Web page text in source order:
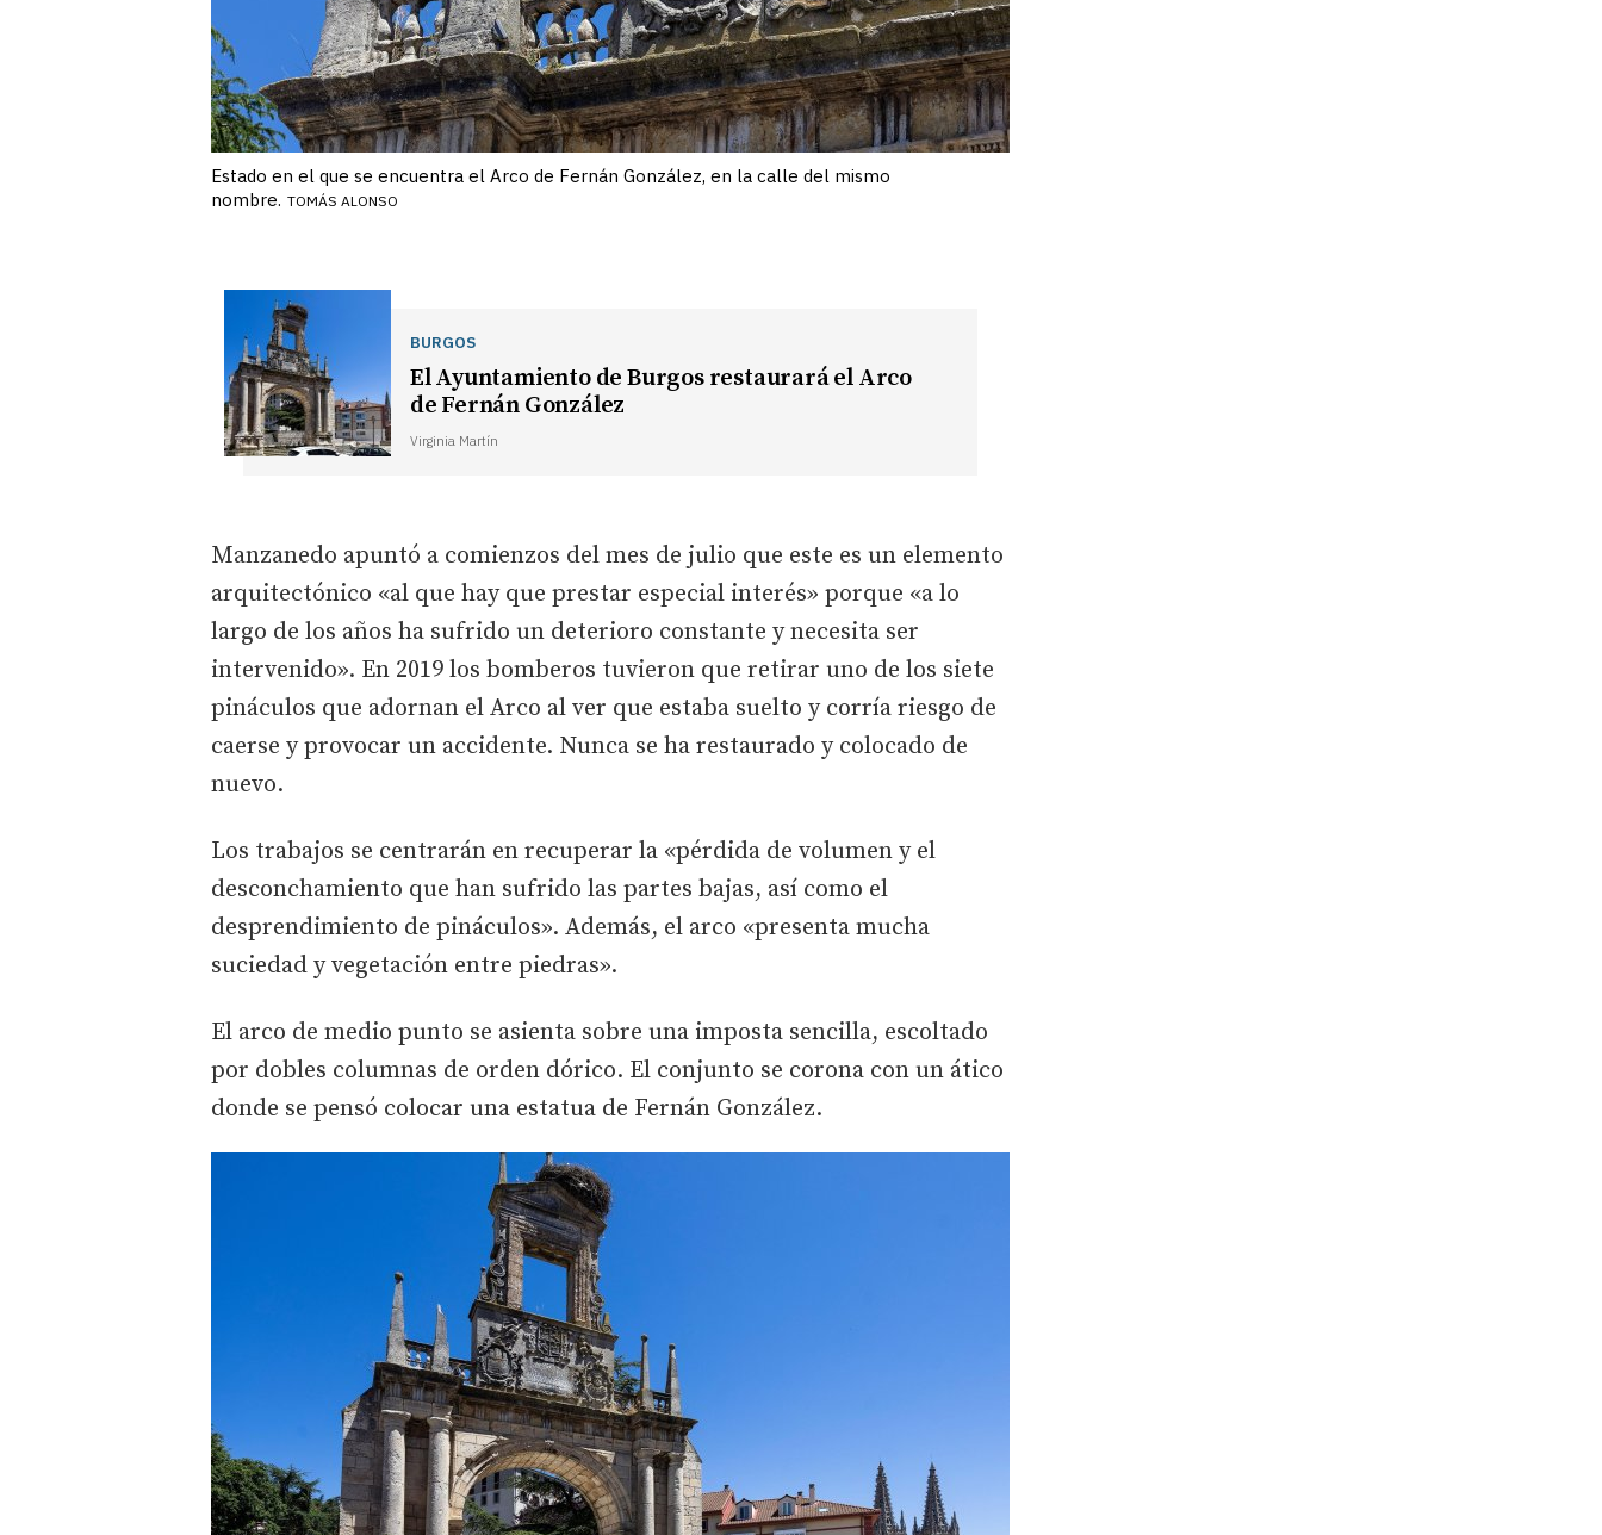
Estado en el que se encuentra el Arco de Fernán González, en la calle del mismo
nombre. TOMÁS ALONSO
BURGOS
El Ayuntamiento de Burgos restaurará el Arco
de Fernán González
Virginia Martín
Manzanedo apuntó a comienzos del mes de julio que este es un elemento
arquitectónico «al que hay que prestar especial interés» porque «a lo
largo de los años ha sufrido un deterioro constante y necesita ser
intervenido». En 2019 los bomberos tuvieron que retirar uno de los siete
pináculos que adornan el Arco al ver que estaba suelto y corría riesgo de
caerse y provocar un accidente. Nunca se ha restaurado y colocado de
nuevo.
Los trabajos se centrarán en recuperar la «pérdida de volumen y el
desconchamiento que han sufrido las partes bajas, así como el
desprendimiento de pináculos». Además, el arco «presenta mucha
suciedad y vegetación entre piedras».
El arco de medio punto se asienta sobre una imposta sencilla, escoltado
por dobles columnas de orden dórico. El conjunto se corona con un ático
donde se pensó colocar una estatua de Fernán González.